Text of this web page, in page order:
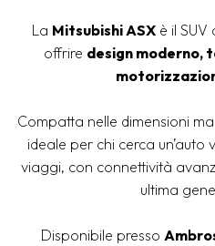
La Mitsubishi ASX è il
offrire design moderno,
Compatta nelle dimensioni
ideale per chi cerca
viaggi, con connettività
ultima
Disponibile presso